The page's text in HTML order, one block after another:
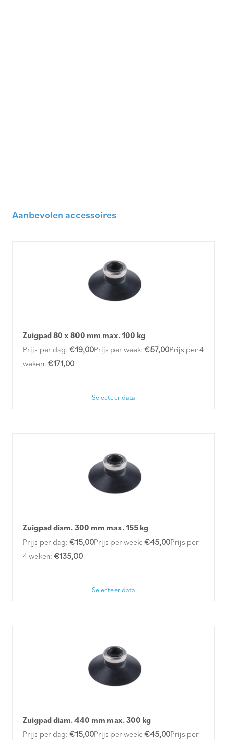
Aanbevolen accessoires
Zuigpad 80 x 800 mm max. 100 kg
Prijs per dag: €19,00Prijs per week: €57,00Prijs per 4
weken: €171,00
Selecteer data
Zuigpad diam. 300 mm max. 155 kg
Prijs per dag: €15,00Prijs per week: €45,00Prijs per
4 weken: €135,00
Selecteer data
Zuigpad diam. 440 mm max. 300 kg
Prijs per dag: €15,00Prijs per week: €45,00Prijs per